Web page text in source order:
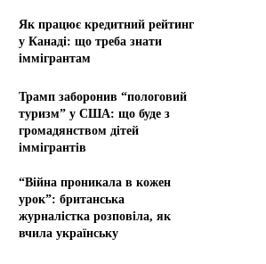
Як працює кредитний рейтинг
у Канаді: що треба знати
іммігрантам
Трамп заборонив “пологовий
туризм” у США: що буде з
громадянством дітей
іммігрантів
“Війна проникала в кожен
урок”: британська
журналістка розповіла, як
вчила українську